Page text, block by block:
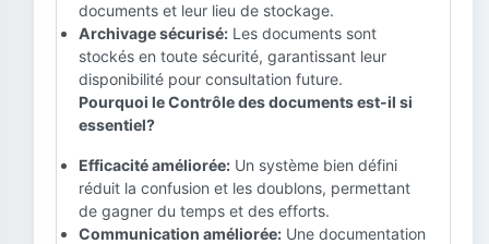
documents et leur lieu de stockage.
Archivage sécurisé: Les documents sont
stockés en toute sécurité, garantissant leur
disponibilité pour consultation future.
Pourquoi le Contrôle des documents est-il si
essentiel?
Efficacité améliorée: Un système bien défini
réduit la confusion et les doublons, permettant
de gagner du temps et des efforts.
Communication améliorée: Une documentation